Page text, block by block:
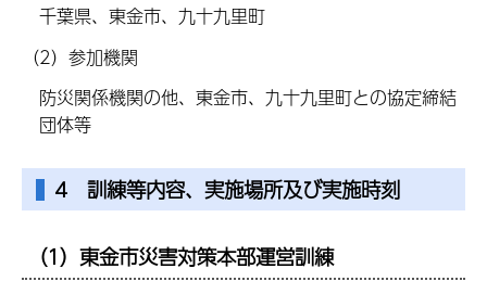
千葉県、東金市、九十九里町
（2）参加機関
防災関係機関の他、東金市、九十九里町との協定締結
団体等
4 訓練等内容、実施場所及び実施時刻
（1）東金市災害対策本部運営訓練